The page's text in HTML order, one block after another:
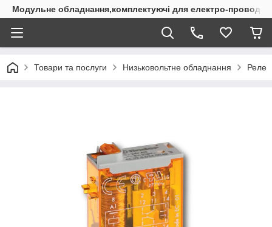
Модульне обладнання,комплектуючі для електро-проводки
Товари та послуги Низьковольтне обладнання Реле